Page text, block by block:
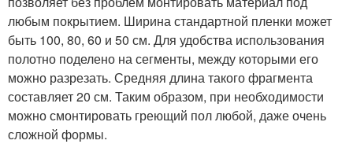
любым покрытием. Ширина стандартной пленки может
быть 100, 80, 60 и 50 см. Для удобства использования
полотно поделено на сегменты, между которыми его
можно разрезать. Средняя длина такого фрагмента
составляет 20 см. Таким образом, при необходимости
можно смонтировать греющий пол любой, даже очень
сложной формы.